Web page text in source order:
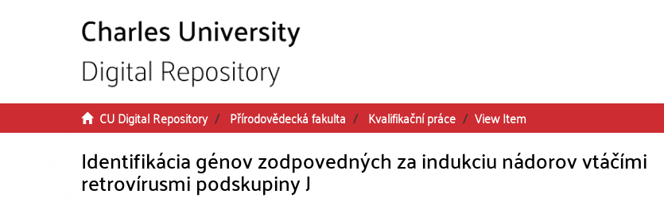
CU Digital Repository Přírodovědecká fakulta Kvalifikační práce View Item
Identifikácia génov zodpovedných za indukciu nádorov vtáčími
retrovírusmi podskupiny J